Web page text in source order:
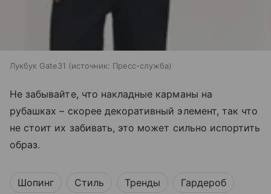
Лукбук Gate31 источник: Пресс-служба
Не забывайте, что накладные карманы на
рубашках – скорее декоративный элемент, так что
не стоит их забивать, это может сильно испортить
образ.
Шопинг Стиль Тренды Гардероб